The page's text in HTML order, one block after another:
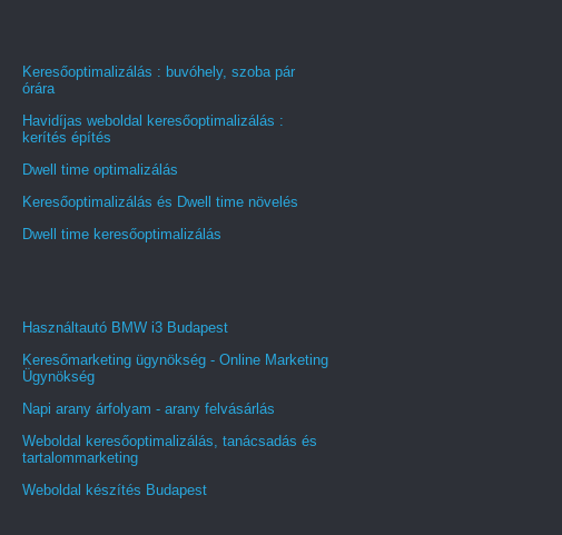
Keresőoptimalizálás : buvóhely, szoba pár
órára
Havidíjas weboldal keresőoptimalizálás :
kerítés építés
Dwell time optimalizálás
Keresőoptimalizálás és Dwell time növelés
Dwell time keresőoptimalizálás
Használtautó BMW i3 Budapest
Keresőmarketing ügynökség - Online Marketing
Ügynökség
Napi arany árfolyam - arany felvásárlás
Weboldal keresőoptimalizálás, tanácsadás és
tartalommarketing
Weboldal készítés Budapest